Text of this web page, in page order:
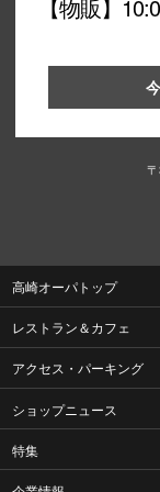
【物販】
高崎オーパトップ
レストラン＆カフェ
アクセス・パーキング
ショップニュース
特集